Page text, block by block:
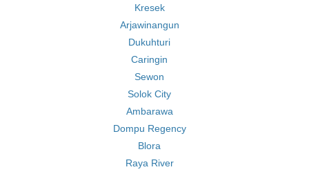
Kresek
Arjawinangun
Dukuhturi
Caringin
Sewon
Solok City
Ambarawa
Dompu Regency
Blora
Raya River